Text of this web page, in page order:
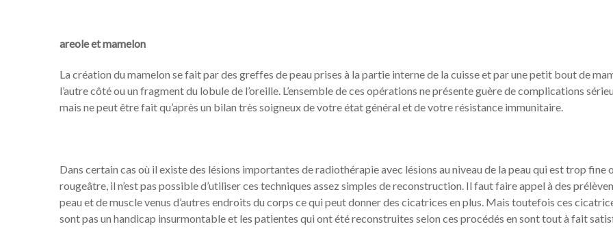
areole et mamelon
La création du mamelon se fait par des greffes de peau prises à la partie interne de la cuisse et par une petit bout de
l’autre côté ou un fragment du lobule de l’oreille. L’ensemble de ces opérations ne présente guère de complications
mais ne peut être fait qu’après un bilan très soigneux de votre état général et de votre résistance immunitaire.
Dans certain cas où il existe des lésions importantes de radiothérapie avec lésions au niveau de la peau qui est trop fine
rougeâtre, il n’est pas possible d’utiliser ces techniques assez simples de reconstruction. Il faut faire appel à des
peau et de muscle venus d’autres endroits du corps ce qui peut donner des cicatrices en plus. Mais toutefois ces
sont pas un handicap insurmontable et les patientes qui ont été reconstruites selon ces procédés en sont tout à fait